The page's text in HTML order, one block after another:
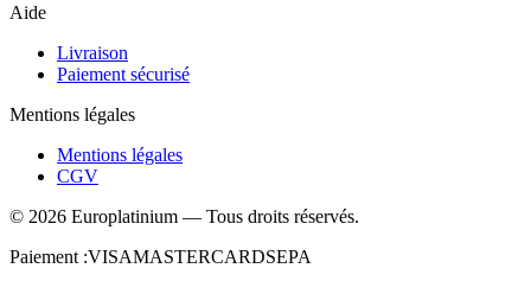
Aide
Livraison
Paiement sécurisé
Mentions légales
Mentions légales
CGV
© 2026 Europlatinium — Tous droits réservés.
Paiement :VISAMASTERCARDSEPA